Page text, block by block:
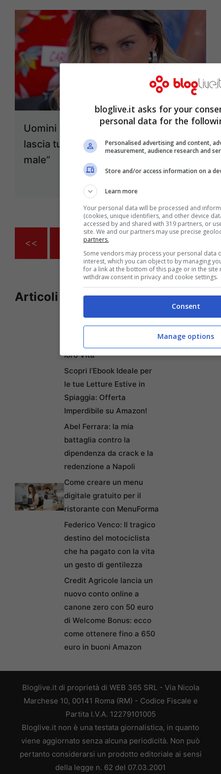
Uomini e Donne, Lucrezia crolla e
lascia tutto: “Non ce la faccio, sto
male”
<< …
Articoli recenti
Miracolo della Maternità:
la Figlia che Salva e il
loro Vita
Scopri l’Ebook Ideale per
le tue Letture Estive in
Spiaggia: Offerta
Imperdibile su Amazon!
Abel Ferrara: la mia
battaglia contro la
dipendenza da crack e la
redenzione a Napoli
Come creare un menu
digitale gratuito per il
ristorante con MenuForma
Federico Venco: Il tragico
destino del motociclista
che ha pagato con la vita
un gesto di gentilezza
Credit Agricole lancia un
nuovo conto online a
canone zero con 50 euro
di Welcome Bonus: ecco
come ottenere fino a 650
euro in buoni Amazon
Bloglive.it di proprietà di WEB 365 SRL - Via Nicola
Marchese 10, 00141 Roma (RM) - Codice Fiscale e
Partita I.V.A. 12279101005
Bloglive.it non è una testata giornalistica, in quanto
viene aggiornato senza alcuna periodicità. Non può
pertanto considerarsi un prodotto editoriale ai sensi
della legge n. 62 del 07.03.2001
bloglive.it asks for your
personal data for the
Personalised advertising and content,
measurement, audience research and
Store and/or access information on a
Learn more
Your personal data will be processed and
(cookies, unique identifiers, and other device
accessed by and shared with 319 partners, or
site. We and our partners may use precise
partners.
Some vendors may process your personal data
interest, which you can object to by managing
for a link at the bottom of this page or in the site
withdraw consent in privacy and cookie settings.
Consent
Manage options